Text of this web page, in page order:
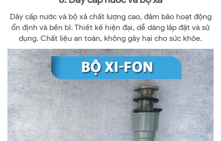
Dây cấp nước và bộ xả chất lượng cao, đảm bảo hoạt động
ổn định và bền bỉ. Thiết kế hiện đại, dễ dàng lắp đặt và sử
dụng. Chất liệu an toàn, không gây hại cho sức khỏe.